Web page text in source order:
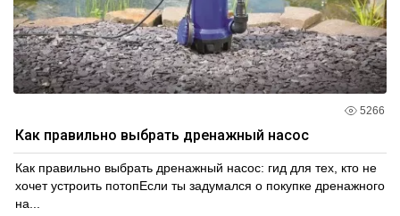
5266
Как правильно выбрать дренажный насос
Как правильно выбрать дренажный насос: гид для тех, кто не
хочет устроить потопЕсли ты задумался о покупке дренажного
на...